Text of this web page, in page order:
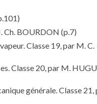
Ch. BOURDON (p.7)
Classe 19, par M. C.
Classe 20, par M.
générale. Classe 21,